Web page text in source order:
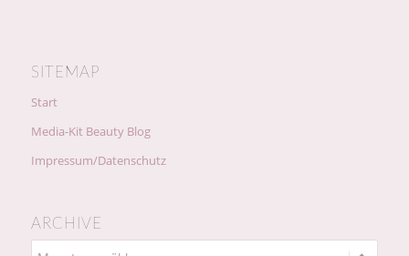
SITEMAP
Start
Media-Kit Beauty Blog
Impressum/Datenschutz
ARCHIVE